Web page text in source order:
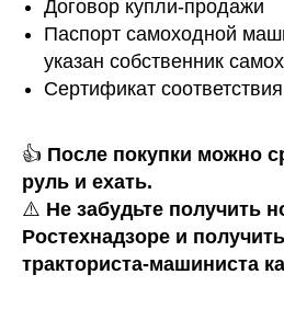
Договор купли-продажи
Паспорт самоходной
указан собственник
Сертификат соответствия
👍 После покупки можно
руль и ехать.
⚠️ Не забудьте получить
Ростехнадзоре и
тракториста-машиниста